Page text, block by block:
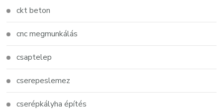
ckt beton
cnc megmunkálás
csaptelep
cserepeslemez
cserépkályha építés